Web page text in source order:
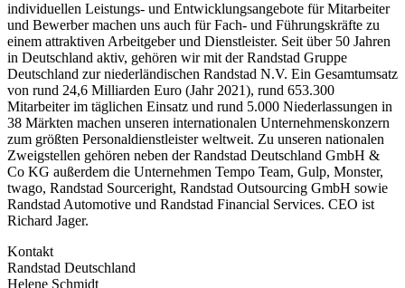
individuellen Leistungs- und Entwicklungsangebote für Mitarbeiter
und Bewerber machen uns auch für Fach- und Führungskräfte zu
einem attraktiven Arbeitgeber und Dienstleister. Seit über 50 Jahren
in Deutschland aktiv, gehören wir mit der Randstad Gruppe
Deutschland zur niederländischen Randstad N.V. Ein Gesamtumsatz
von rund 24,6 Milliarden Euro (Jahr 2021), rund 653.300
Mitarbeiter im täglichen Einsatz und rund 5.000 Niederlassungen in
38 Märkten machen unseren internationalen Unternehmenskonzern
zum größten Personaldienstleister weltweit. Zu unseren nationalen
Zweigstellen gehören neben der Randstad Deutschland GmbH &
Co KG außerdem die Unternehmen Tempo Team, Gulp, Monster,
twago, Randstad Sourceright, Randstad Outsourcing GmbH sowie
Randstad Automotive und Randstad Financial Services. CEO ist
Richard Jager.
Kontakt
Randstad Deutschland
Helene Schmidt